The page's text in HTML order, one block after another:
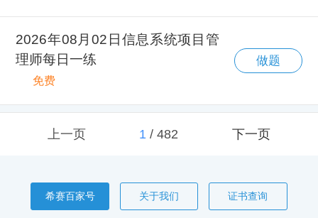
2026年08月02日信息系统项目管
理师每日一练
免费
做题
上一页 1/ 482 下一页
希赛百家号 关于我们 证书查询